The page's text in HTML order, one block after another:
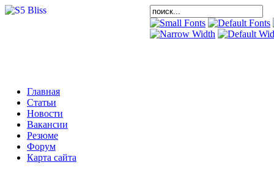
Главная
Статьи
Новости
Вакансии
Резюме
Форум
Карта сайта